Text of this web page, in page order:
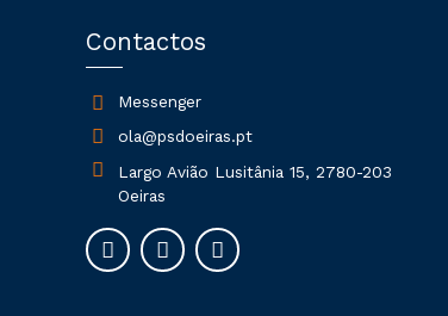
Contactos
Messenger
ola@psdoeiras.pt
Largo Avião Lusitânia 15, 2780-203
Oeiras